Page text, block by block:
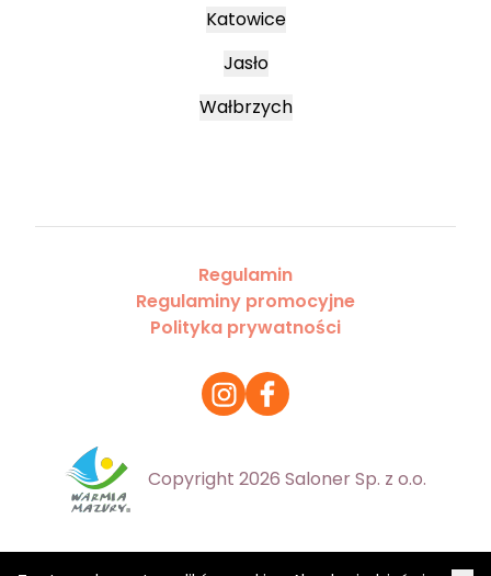
Katowice
Jasło
Wałbrzych
Regulamin
Regulaminy promocyjne
Polityka prywatności
Copyright 2026 Saloner Sp. z o.o.